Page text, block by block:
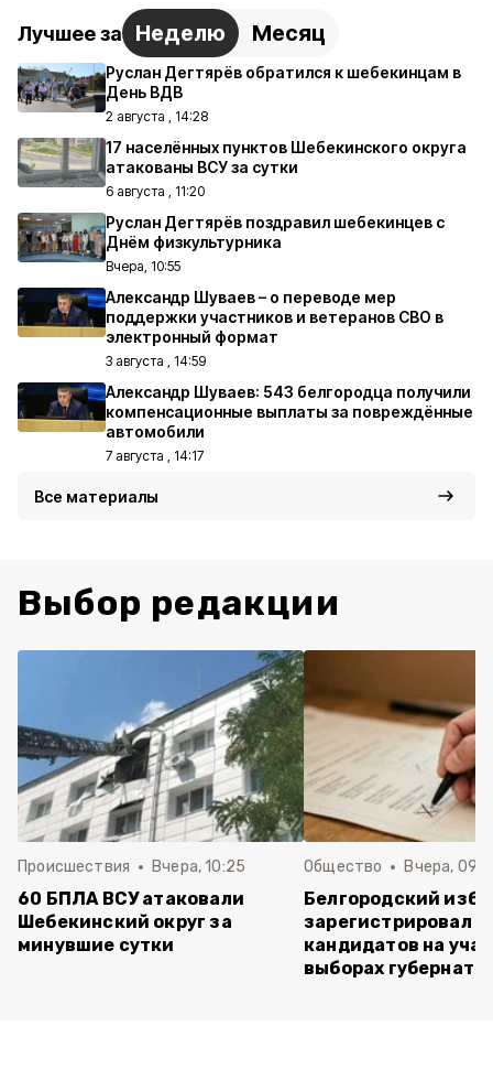
Лучшее за Неделю Месяц
Руслан Дегтярёв обратился к шебекинцам в
День ВДВ
2 августа , 14:28
17 населённых пунктов Шебекинского округа
атакованы ВСУ за сутки
6 августа , 11:20
Руслан Дегтярёв поздравил шебекинцев с
Днём физкультурника
Вчера, 10:55
Александр Шуваев – о переводе мер
поддержки участников и ветеранов СВО в
электронный формат
3 августа , 14:59
Александр Шуваев: 543 белгородца получили
компенсационные выплаты за повреждённые
автомобили
7 августа , 14:17
Все материалы
Выбор редакции
Происшествия Вчера, 10:25
60 БПЛА ВСУ атаковали
Шебекинский округ за
минувшие сутки
Общество Вчера,
Белгородский
зарегистрировал
кандидатов на
выборах